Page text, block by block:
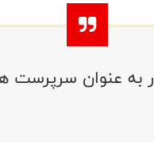
به عنوان